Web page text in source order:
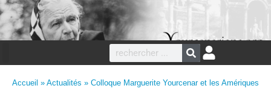
Accueil » Actualités » Colloque Marguerite Yourcenar et les Amériques